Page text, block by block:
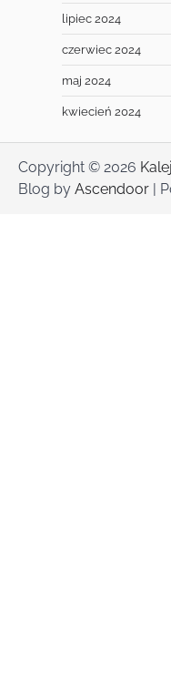
lipiec 2024
czerwiec 2024
maj 2024
kwiecień 2024
Copyright © 2026
Blog by Ascendoor |